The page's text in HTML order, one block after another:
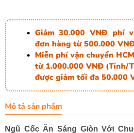
Giảm 30.000 VNĐ phí
đơn hàng từ 500.000
Miễn phí vận chuyển
từ 1.000.000 VNĐ (Tỉnh/
được giảm tối đa 50.000
Mô tả sản phẩm
Ngũ Cốc Ăn Sáng Giòn Với